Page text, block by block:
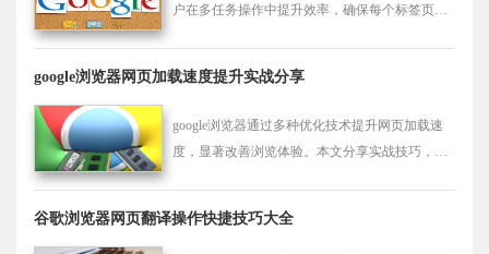
户在多任务操作中提升效率，确保每个标签页都
google浏览器网页加载速度提升实战分享
google浏览器通过多种优化技术提升网页加载速
度，显著改善浏览体验。本文分享实战技巧，助
谷歌浏览器网页翻译操作快捷技巧大全